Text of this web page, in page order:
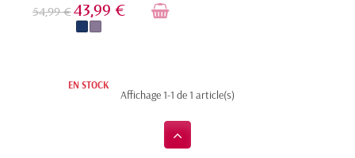
54,99 €43,99 €
EN STOCK
Affichage 1-1 de 1 article(s)